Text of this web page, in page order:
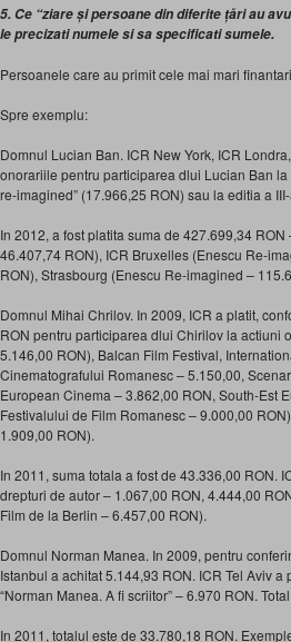
5. Ce “ziare și persoane din diferite țări au
le precizati numele si sa specificati sumele.
Persoanele care au primit cele mai mari
Spre exemplu:
Domnul Lucian Ban. ICR New York, ICR
onorariile pentru participarea dlui Lucian Ban la
re-imagined” (17.966,25 RON) sau la editia a
In 2012, a fost platita suma de 427.699,34
46.407,74 RON), ICR Bruxelles (Enescu Re-
RON), Strasbourg (Enescu Re-imagined –
Domnul Mihai Chrilov. In 2009, ICR a platit,
RON pentru participarea dlui Chirilov la actiuni
5.146,00 RON), Balcan Film Festival,
Cinematografului Romanesc – 5.150,00,
European Cinema – 3.862,00 RON, South-Est
Festivalului de Film Romanesc – 9.000,00
1.909,00 RON).
In 2011, suma totala a fost de 43.336,00 RON.
drepturi de autor – 1.067,00 RON, 4.444,00
Film de la Berlin – 6.457,00 RON).
Domnul Norman Manea. In 2009, pentru
Istanbul a achitat 5.144,93 RON. ICR Tel Aviv
“Norman Manea. A fi scriitor” – 6.970 RON.
In 2011, totalul este de 33.780,18 RON.